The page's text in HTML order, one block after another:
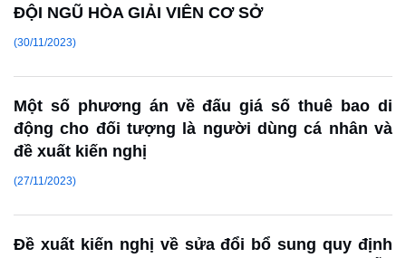
ĐỘI NGŨ HÒA GIẢI VIÊN CƠ SỞ
(30/11/2023)
Một số phương án về đấu giá số thuê bao di
động cho đối tượng là người dùng cá nhân và
đề xuất kiến nghị
(27/11/2023)
Đề xuất kiến nghị về sửa đổi bổ sung quy định